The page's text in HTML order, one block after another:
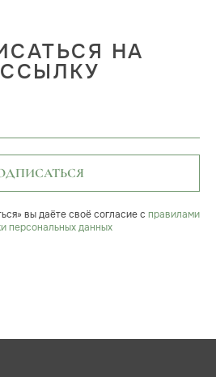
НА
вы даёте своё согласие с правилами
персональных данных